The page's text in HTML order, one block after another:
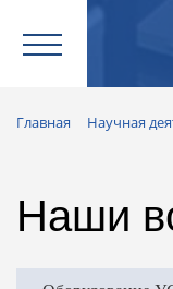
Главная Научная
Наши